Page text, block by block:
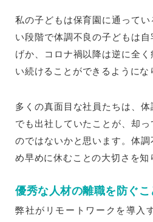
私の子どもは保育園に通って
い段階で体調不良の子どもは
げか、コロナ禍以降は逆に全
い続けることができるようにな
多くの真面目な社員たちは、
でも出社していたことが、却
のではないかと思います。体
め早めに休むことの大切さを知
優秀な人材の離職を防ぐこ
弊社がリモートワークを導入